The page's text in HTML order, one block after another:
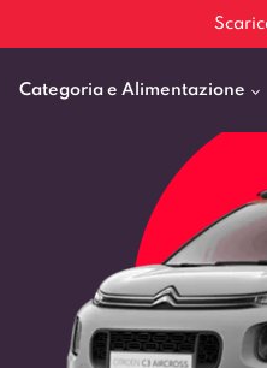
Categoria e Alimentazione
Mercedes Benz Vans
Citroen Business
Peugeot Professional